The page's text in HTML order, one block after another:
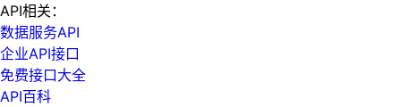
API相关：
数据服务API
企业API接口
免费接口大全
API百科